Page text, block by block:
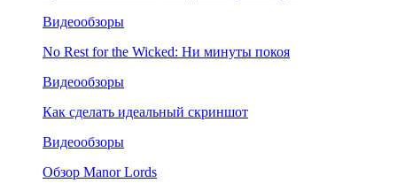
Видеообзоры
No Rest for the Wicked: Ни минуты покоя
Видеообзоры
Как сделать идеальный скриншот
Видеообзоры
Обзор Manor Lords